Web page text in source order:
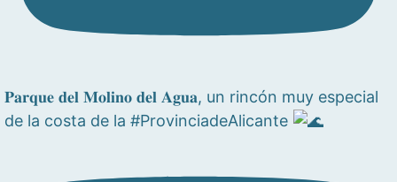
𝐏𝐚𝐫𝐪𝐮𝐞 𝐝𝐞𝐥 𝐌𝐨𝐥𝐢𝐧𝐨 𝐝𝐞𝐥 𝐀𝐠𝐮𝐚, un rincón muy especial
de la costa de la #ProvinciadeAlicante